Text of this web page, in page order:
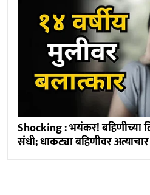
Shocking : भयंकर! बहिणीच्या
संधी; धाकट्या बहिणीवर